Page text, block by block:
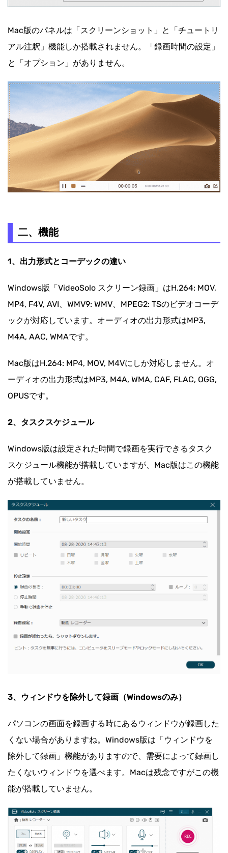
Mac版のパネルは「スクリーンショット」と「チュートリ
アル注釈」機能しか搭載されません。「録画時間の設定」
と「オプション」がありません。
二、機能
1、出力形式とコーデックの違い
Windows版「VideoSolo スクリーン録画」はH.264: MOV,
MP4, F4V, AVI、WMV9: WMV、MPEG2: TSのビデオコーデ
ックが対応しています。オーディオの出力形式はMP3,
M4A, AAC, WMAです。
Mac版はH.264: MP4, MOV, M4Vにしか対応しません。オ
ーディオの出力形式はMP3, M4A, WMA, CAF, FLAC, OGG,
OPUSです。
2、タスクスケジュール
Windows版は設定された時間で録画を実行できるタスク
スケジュール機能が搭載していますが、Mac版はこの機能
が搭載していません。
3、ウィンドウを除外して録画（Windowsのみ）
パソコンの画面を録画する時にあるウィンドウが録画した
くない場合がありますね。Windows版は「ウィンドウを
除外して録画」機能がありますので、需要によって録画し
たくないウィンドウを選べます。Macは残念ですがこの機
能が搭載していません。